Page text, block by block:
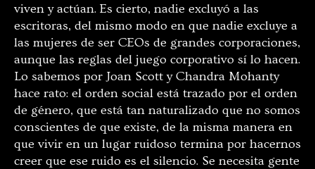
viven y actúan. Es cierto, nadie excluyó a las
escritoras, del mismo modo en que nadie excluye a
las mujeres de ser CEOs de grandes corporaciones,
aunque las reglas del juego corporativo sí lo hacen.
Lo sabemos por Joan Scott y Chandra Mohanty
hace rato: el orden social está trazado por el orden
de género, que está tan naturalizado que no somos
conscientes de que existe, de la misma manera en
que vivir en un lugar ruidoso termina por hacernos
creer que ese ruido es el silencio. Se necesita gente